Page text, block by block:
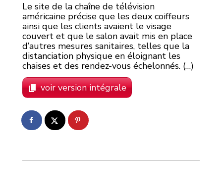
Le site de la chaîne de télévision
américaine précise que les deux coiffeurs
ainsi que les clients avaient le visage
couvert et que le salon avait mis en place
d’autres mesures sanitaires, telles que la
distanciation physique en éloignant les
chaises et des rendez-vous échelonnés. (…)
voir version intégrale